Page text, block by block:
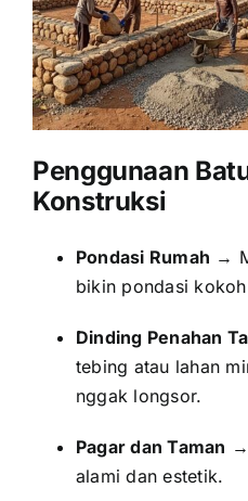
Penggunaan
Konstruksi
Pondasi Rumah →
bikin pondasi
Dinding Penahan
tebing atau lahan
nggak longsor.
Pagar dan Taman
alami dan estetik.